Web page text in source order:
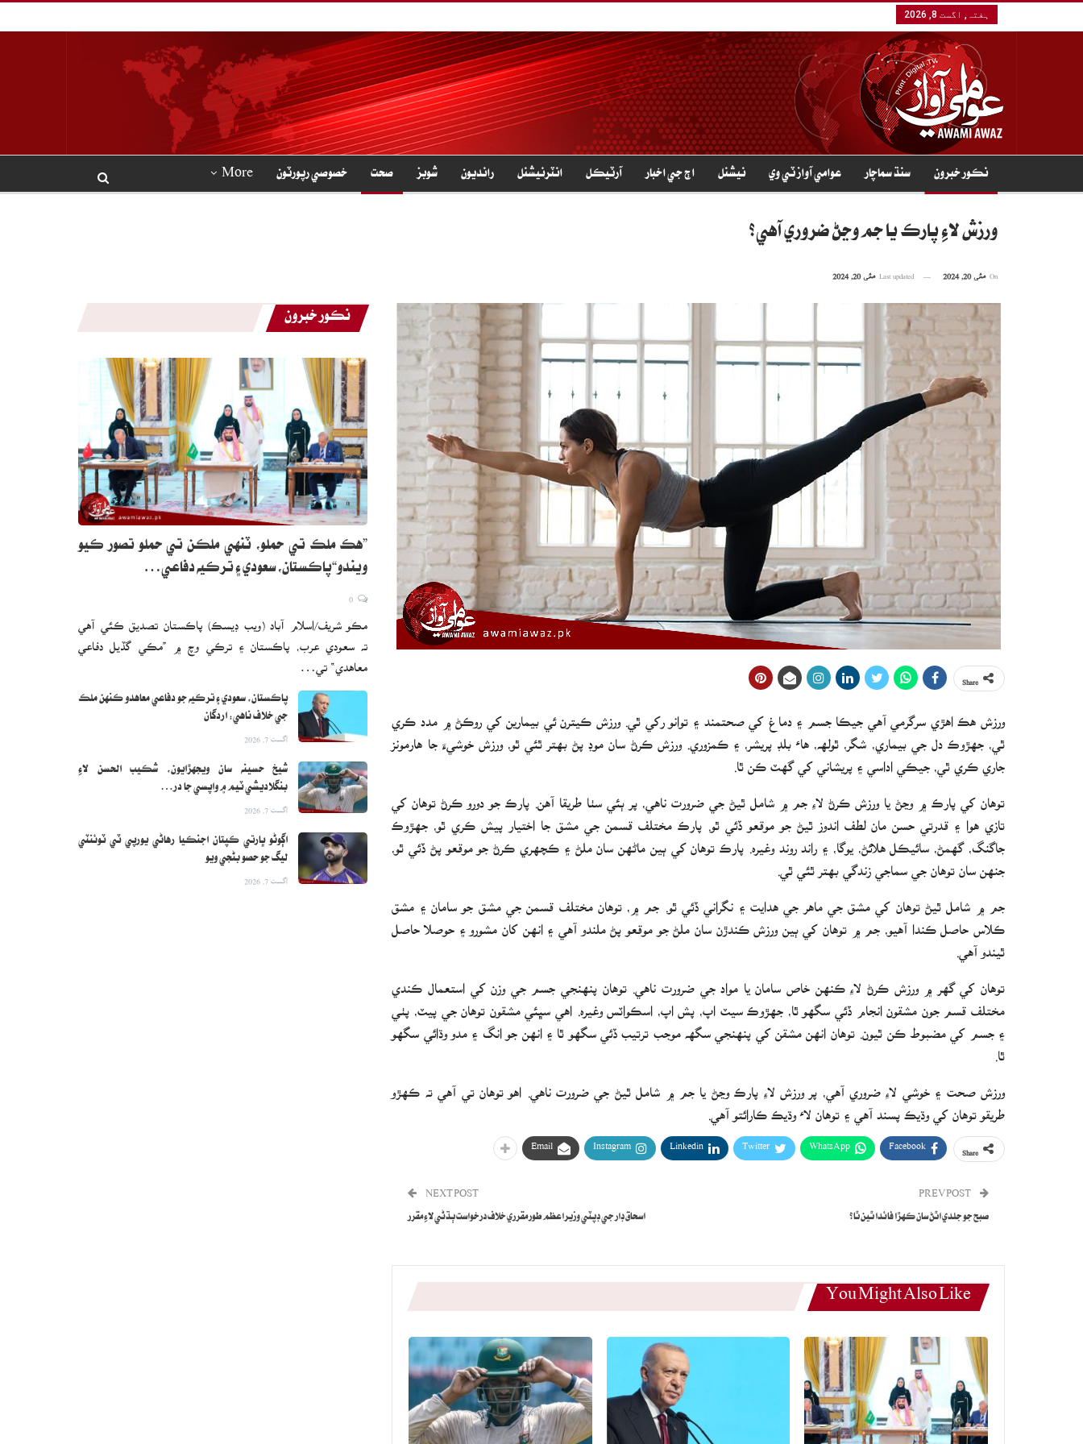
ہفتہ, اگست 8, 2026
نڪور خبرون سنڌ سماچار عوامي آواز ٽي وي نيشنل اڄ جي اخبار آرٽيڪل انٽرنيشنل رانديون شوبز صحت خصوصي رپورٽون More
ورزش لاءِ پارڪ يا جم وڃڻ ضروري آهي؟
مئی 20, 2024 مئی 20, 2024
ورزش هڪ اهڙي سرگرمي آهي جيڪا جسم ۽ دماغ کي صحتمند ۽ توانو رکي ٿي. ورزش ڪيترن ئي بيمارين کي روڪڻ ۾ مدد ڪري
ٿي، جهڙوڪ دل جي بيماري، شگر، ٿولهه، هاء بلڊ پريشر، ۽ ڪمزوري. ورزش ڪرڻ سان موڊ پڻ بهتر ٿئي ٿو، ورزش خوشيءَ جا هارمونز
جاري ڪري ٿي، جيڪي اداسي ۽ پريشاني کي گهٽ ڪن ٿا.
توهان کي پارڪ ۾ وڃڻ يا ورزش ڪرڻ لاءِ جم ۾ شامل ٿيڻ جي ضرورت ناهي، پر ٻئي سٺا طريقا آهن. پارڪ جو دورو ڪرڻ توهان کي
تازي هوا ۽ قدرتي حسن مان لطف اندوز ٿيڻ جو موقعو ڏئي ٿو. پارڪ مختلف قسمن جي مشق جا اختيار پيش ڪري ٿو، جهڙوڪ
جاگنگ، گھمڻ، سائيڪل هلائڻ، يوگا، ۽ راند روند وغيره. پارڪ توهان کي ٻين ماڻهن سان ملڻ ۽ ڪچهري ڪرڻ جو موقعو پڻ ڏئي ٿو،
جنهن سان توهان جي سماجي زندگي بهتر ٿئي ٿي.
جم ۾ شامل ٿيڻ توهان کي مشق جي ماهر جي هدايت ۽ نگراني ڏئي ٿو. جم ۾، توهان مختلف قسمن جي مشق جو سامان ۽ مشق
ڪلاس حاصل ڪندا آهيو، جم ۾ توهان کي ٻين ورزش ڪندڙن سان ملڻ جو موقعو پڻ ملندو آهي ۽ انهن کان مشورو ۽ حوصلا حاصل
ٿيندو آهي.
توهان کي گهر ۾ ورزش ڪرڻ لاءِ ڪنهن خاص سامان يا مواد جي ضرورت ناهي. توھان پنھنجي جسم جي وزن کي استعمال ڪندي
مختلف قسم جون مشقون انجام ڏئي سگھو ٿا، جھڙوڪ سيٽ اپ، پش اپ، اسڪواٽس وغيره. اهي سڀئي مشقون توهان جي پيٽ، پٺي
۽ جسم کي مضبوط ڪن ٿيون. توھان انھن مشقن کي پنھنجي سگهه موجب ترتيب ڏئي سگھو ٿا ۽ انھن جو انگ ۽ مدو وڌائي سگھو
ٿا.
ورزش صحت ۽ خوشي لاءِ ضروري آهي، پر ورزش لاءِ پارڪ وڃڻ يا جم ۾ شامل ٿيڻ جي ضرورت ناهي. اهو توهان تي آهي ته ڪهڙو
طريقو توهان کي وڌيڪ پسند آهي ۽ توهان لاء وڌيڪ ڪارائتو آهي.
Facebook
WhatsApp
Twitter
Linkedin
Instagram
Email
صبح جو جلدي اٿڻ سان ڪهڙا فائدا ٿين ٿا؟
NEXT POST
اسحاق ڊار جي ڊپٽي وزيراعظم طور مقرري خلاف درخواست ٻڌڻي لاءِ مقرر
You Might Also Like
نڪور خبرون
”هڪ ملڪ تي حملو، ٽنهي ملڪن تي حملو تصور ڪيو
ويندو“پاڪستان، سعودي ۽ ترڪيه دفاعي…
مڪو شريف/اسلام آباد (ويب ڊيسڪ) پاڪستان تصديق ڪئي آهي
ته سعودي عرب، پاڪستان ۽ ترڪي وچ ۾ ”مڪي گڏيل دفاعي
معاهدي“ تي…
پاڪستان، سعودي ۽ ترڪيه جو دفاعي معاهدو ڪنهن ملڪ
جي خلاف ناهي: اردگان
اگست 7, 2026
شيخ حسينه سان ويجهڙايون، شڪيب الحسن لاءِ
بنگلاديشي ٽيم ۾ واپسي جا در…
اگست 7, 2026
اڳوڻو ڀارتي ڪپتان اجنڪيا رهاڻي يورپي ٽي ٽوئنٽي
ليگ جو حصو بڻجي ويو
اگست 7, 2026